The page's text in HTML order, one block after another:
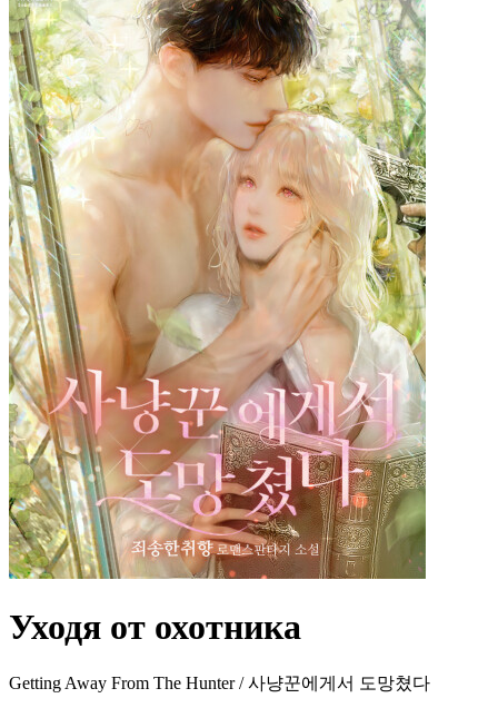
Уходя от охотника
Getting Away From The Hunter / 사냥꾼에게서 도망쳤다